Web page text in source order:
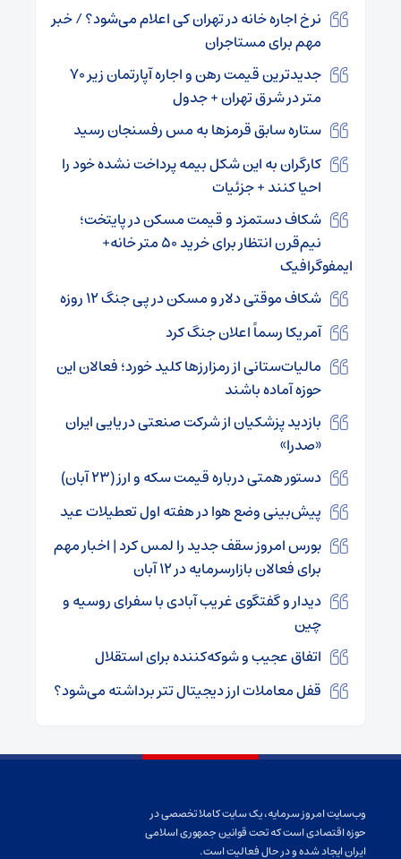
نرخ اجاره خانه در تهران کی اعلام می‌شود؟ / خبر
مهم برای مستاجران
جدیدترین قیمت رهن و اجاره آپارتمان زیر ۷۰
متر در شرق تهران + جدول
ستاره سابق قرمزها به مس رفسنجان رسید
کارگران به این شکل بیمه پرداخت نشده خود را
احیا کنند + جزئیات
شکاف دستمزد و قیمت مسکن در پایتخت؛
نیم‌قرن انتظار برای خرید ۵۰ متر خانه+
ایمفوگرافیک
شکاف موقتی دلار و مسکن در پی جنگ ۱۲ روزه
آمریکا رسماً اعلان جنگ کرد
مالیات‌ستانی از رمزارزها کلید خورد؛ فعالان این
حوزه آماده باشند
بازدید پزشکیان از شرکت صنعتی دریایی ایران
«صدرا»
دستور همتی درباره قیمت سکه و ارز (۲۳ آبان)
پیش‌بینی وضع هوا در هفته اول تعطیلات عید
بورس امروز سقف جدید را لمس کرد | اخبار مهم
برای فعالان بازارسرمایه در ۱۲ آبان
دیدار و گفتگوی غریب آبادی با سفرای روسیه و
چین
اتفاق عجیب و شوکه‌کننده برای استقلال
قفل معاملات ارز دیجیتال تتر برداشته می‌شود؟
وب‌سایت امروز سرمایه، یک سایت کاملا تخصصی در
حوزه اقتصادی است که تحت قوانین جمهوری اسلامی
ایران ایجاد شده و در حال فعالیت است.